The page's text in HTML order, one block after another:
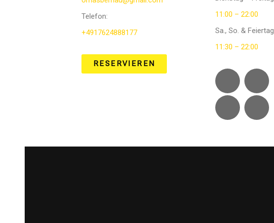
Telefon:
+4917624888177
RESERVIEREN
11:00 – 22:00
Sa., So. & Feiertag
11:30 – 22:00